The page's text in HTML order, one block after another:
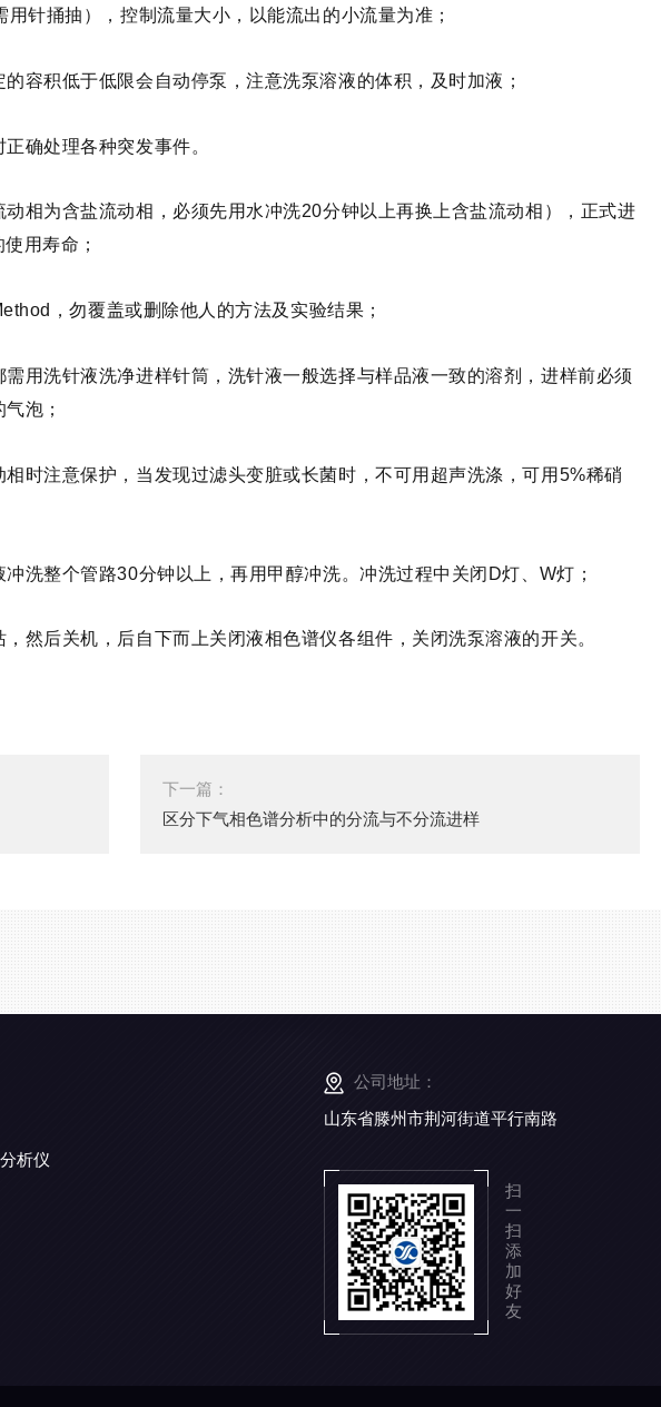
针捅抽），控制流量大小，以能流出的小流量为准；
容积低于低限会自动停泵，注意洗泵溶液的体积，及时加液；
确处理各种突发事件。
相为含盐流动相，必须先用水冲洗20分钟以上再换上含盐流动相），正式进
用寿命；
，勿覆盖或删除他人的方法及实验结果；
用洗针液洗净进样针筒，洗针液一般选择与样品液一致的溶剂，进样前必须
泡；
时注意保护，当发现过滤头变脏或长菌时，不可用超声洗涤，可用5%稀硝
洗整个管路30分钟以上，再用甲醇冲洗。冲洗过程中关闭D灯、W灯；
然后关机，后自下而上关闭液相色谱仪各组件，关闭洗泵溶液的开关。
下一篇：
区分下气相色谱分析中的分流与不分流进样
析仪
公司地址：
山东省滕州市荆河街道平行南路
扫
一
扫
添
加
好
友